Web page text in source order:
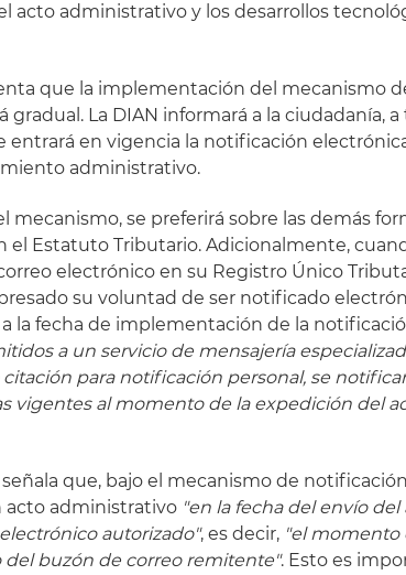
acto administrativo y los desarrollos
que la implementación del mecanismo
La DIAN informará a la ciudadanía, a
entrará en vigencia la notificación
administrativo.
mecanismo, se preferirá sobre las demás
el Estatuto Tributario. Adicionalmente,
electrónico en su Registro Único
su voluntad de ser notificado
la fecha de implementación de la
a un servicio de mensajería
para notificación personal, se
vigentes al momento de la expedición del
que, bajo el mecanismo de
acto administrativo "en la fecha del envío del
autorizado", es decir, "el momento
del buzón de correo remitente". Esto es